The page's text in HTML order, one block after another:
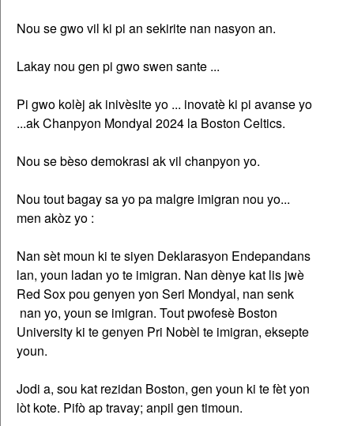
Nou se gwo vil ki pi an sekirite nan nasyon an.
Lakay nou gen pi gwo swen sante ...
Pi gwo kolèj ak inivèsite yo ... inovatè ki pi avanse yo
...ak Chanpyon Mondyal 2024 la Boston Celtics.
Nou se bèso demokrasi ak vil chanpyon yo.​
Nou tout bagay sa yo pa malgre imigran nou yo...
men akòz yo :
Nan sèt moun ki te siyen Deklarasyon Endepandans
lan, youn ladan yo te imigran. Nan dènye kat lis jwè
Red Sox pou genyen yon Seri Mondyal, nan senk
nan yo, youn se imigran. Tout pwofesè Boston
University ki te genyen Pri Nobèl te imigran, eksepte
youn.
Jodi a, sou kat rezidan Boston, gen youn ki te fèt yon
lòt kote. Pifò ap travay; anpil gen timoun.